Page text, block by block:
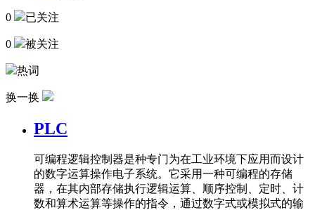
0 已关注
0 被关注
热词
换一换
PLC
可编程逻辑控制器是种专门为在工业环境下应用而设计
的数字运算操作电子系统。它采用一种可编程的存储
器，在其内部存储执行逻辑运算、顺序控制、定时、计
数和算术运算等操作的指令，通过数字式或模拟式的输